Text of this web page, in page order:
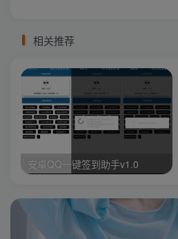
相关推荐
安卓QQ一键签到助手v1.0